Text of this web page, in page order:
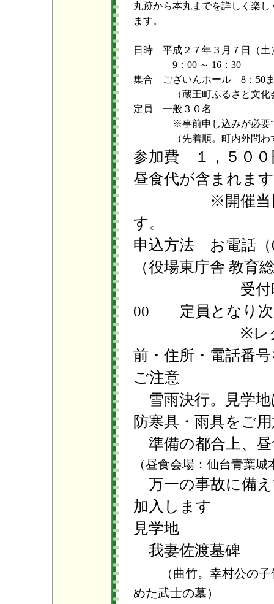
丸跡から本丸までを詳しく楽し
ます。
日時 平成２７年３月７日（土
9：00 ～ 16：30
集合 ございんホール 8：50
（蔵王町ふるさと文化
定員 一般３０名
※事前申し込みが必要
（先着順。町内外問わ
参加費 １，５００
昼食代が含まれま
※開催当日、
す。
申込方法 お電話（
（役場東庁舎 教育
受付時間：
00 定員となり次
※レク保険
前・住所・電話番
ご注意
雪雨決行。見学
防寒具・雨具をご
準備の都合上、
（昼食会場：仙台青葉城
万一の事故に備
加入します
見学地
我妻佐渡墓碑
（曲竹。幸村公の子
めた武士の墓）